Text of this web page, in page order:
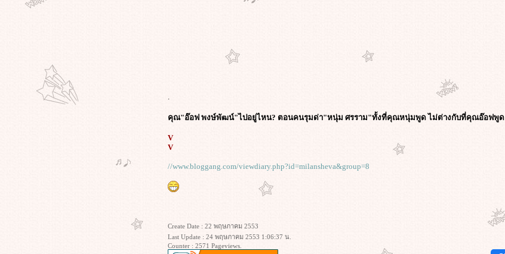
หลายปีแล้ว ไม่เกี่ยวการเมือง
ซบุ๊ก ยันจงรักภักดี พร้อมให้อภัยน้อง
ต่เตือนอย่าก่อความแตกแยก
ไขเบื้องหลัง "ออฟ-พงษ์พัฒน์" ขึ้นเวที
อยากให้รางวัลช่วยลดอุณหภูมิขัด
.
คุณ"อ๊อฟ พงษ์พัฒน์"ไปอยู่ไหน? ตอนคนรุมด่า"หนุ่ม ศรราม"ทั้งที่คุณหนุ่มพูด ไม่ต่างกับที่คุณอ๊อฟพูด
V
V
//www.bloggang.com/viewdiary.php?id=milansheva&group=8
Create Date : 22 พฤษภาคม 2553
Last Update : 24 พฤษภาคม 2553 1:06:37 น.
Counter : 2571 Pageviews.